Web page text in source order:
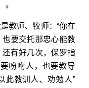
。
教师、牧师：“你在
要交托那忠心能教
还有好几次，保罗指
吩咐人，也要教导
此教训人、劝勉人”